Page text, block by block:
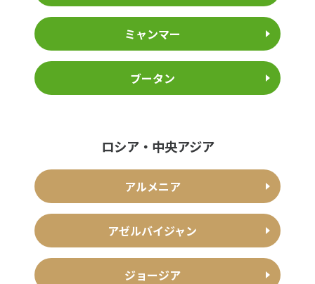
ミャンマー
ブータン
ロシア・中央アジア
アルメニア
アゼルバイジャン
ジョージア